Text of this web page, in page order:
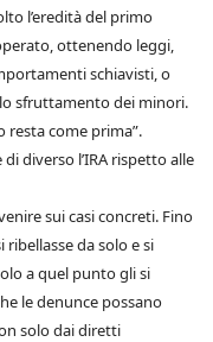
l’eredità del primo
ottenendo leggi,
schiavisti, o
sfruttamento dei minori.
come prima”.
diverso l’IRA rispetto alle
sui casi concreti. Fino
ribellasse da solo e si
a quel punto gli si
le denunce possano
solo dai diretti